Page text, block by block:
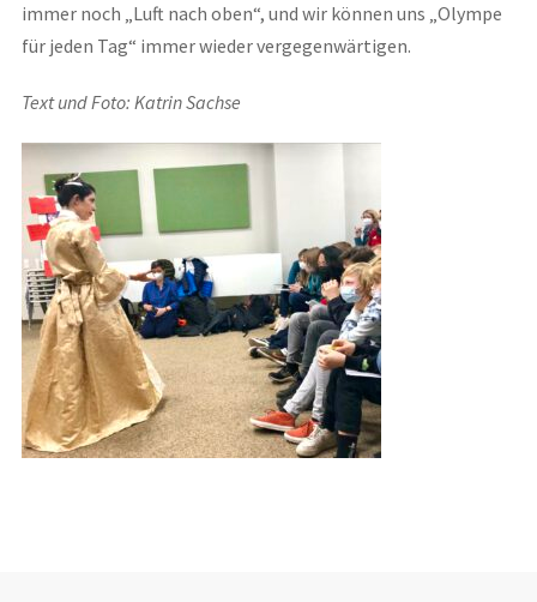
immer noch „Luft nach oben“, und wir können uns „Olympe
für jeden Tag“ immer wieder vergegenwärtigen.
Text und Foto: Katrin Sachse